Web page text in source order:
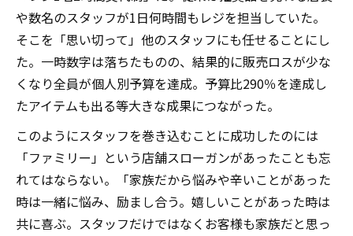
や数名のスタッフが1日何時間もレジを担当していた。
そこを「思い切って」他のスタッフにも任せることにし
た。一時数字は落ちたものの、結果的に販売ロスが少な
くなり全員が個人別予算を達成。予算比290％を達成し
たアイテムも出る等大きな成果につながった。
このようにスタッフを巻き込むことに成功したのには
「ファミリー」という店舗スローガンがあったことも忘
れてはならない。「家族だから悩みや辛いことがあった
時は一緒に悩み、励まし合う。嬉しいことがあった時は
共に喜ぶ。スタッフだけではなくお客様も家族だと思っ